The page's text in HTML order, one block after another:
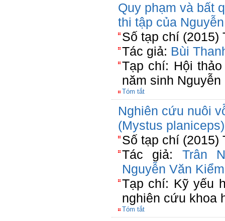
Quy phạm và bất
thi tập của
Số tạp chí (2015)
Tác giả: Bùi
Tạp chí: Hội
năm sinh Nguyễn
Tóm tắt
Nghiên cứu nuôi
(Mystus
Số tạp chí (2015)
Tác giả: Trân
Nguyễn Văn Kiểm
Tạp chí: Kỹ yếu
nghiên cứu khoa
Tóm tắt